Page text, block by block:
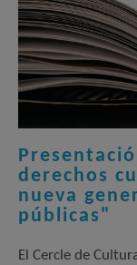
derechos
nueva
públicas"
El Cercle de